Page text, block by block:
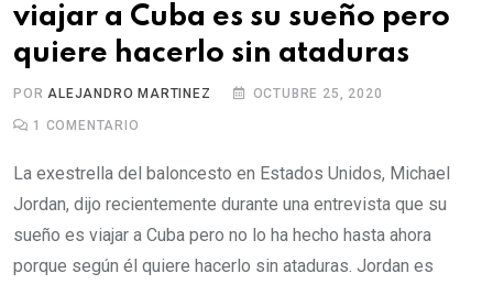
viajar a Cuba es su sueño pero
quiere hacerlo sin ataduras
PORALEJANDRO MARTINEZ OCTUBRE 25, 2020
1 COMENTARIO
La exestrella del baloncesto en Estados Unidos, Michael
Jordan, dijo recientemente durante una entrevista que su
sueño es viajar a Cuba pero no lo ha hecho hasta ahora
porque según él quiere hacerlo sin ataduras. Jordan es